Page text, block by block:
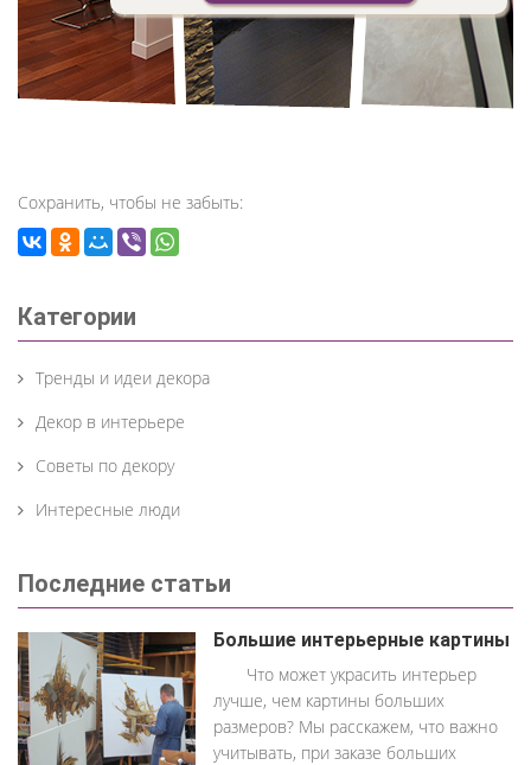
Сохранить, чтобы не забыть:
Категории
Тренды и идеи декора
Декор в интерьере
Советы по декору
Интересные люди
Последние статьи
Большие интерьерные картины
Что может украсить интерьер
лучше, чем картины больших
размеров? Мы расскажем, что важно
учитывать, при заказе больших